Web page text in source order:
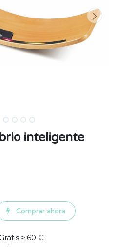
inteligente
Comprar ahora
≥ 60 €